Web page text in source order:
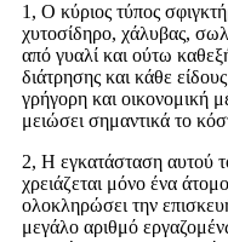
1, Ο κύριος τύπος
χυτοσίδηρο, χάλυβας,
από γυαλί και ούτω
διάτρησης και κάθε
γρήγορη και οικονομική
μειώσει σημαντικά το
2, Η εγκατάσταση αυτού
χρειάζεται μόνο ένα
ολοκληρώσει την
μεγάλο αριθμό